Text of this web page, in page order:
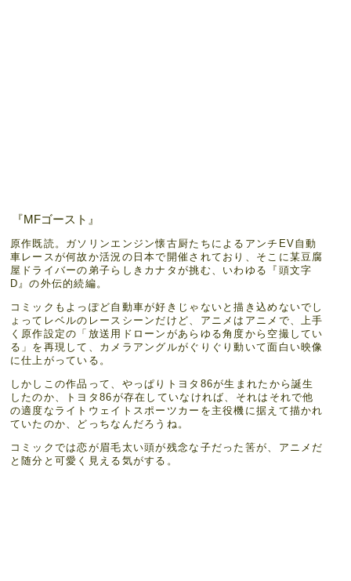
『MFゴースト』
原作既読。ガソリンエンジン懐古厨たちによるアンチEV自動
車レースが何故か活況の日本で開催されており、そこに某豆腐
屋ドライバーの弟子らしきカナタが挑む、いわゆる『頭文字
D』の外伝的続編。
コミックもよっぽど自動車が好きじゃないと描き込めないでし
ょってレベルのレースシーンだけど、アニメはアニメで、上手
く原作設定の「放送用ドローンがあらゆる角度から空撮してい
る」を再現して、カメラアングルがぐりぐり動いて面白い映像
に仕上がっている。
しかしこの作品って、やっぱりトヨタ86が生まれたから誕生
したのか、トヨタ86が存在していなければ、それはそれで他
の適度なライトウェイトスポーツカーを主役機に据えて描かれ
ていたのか、どっちなんだろうね。
コミックでは恋が眉毛太い頭が残念な子だった筈が、アニメだ
と随分と可愛く見える気がする。